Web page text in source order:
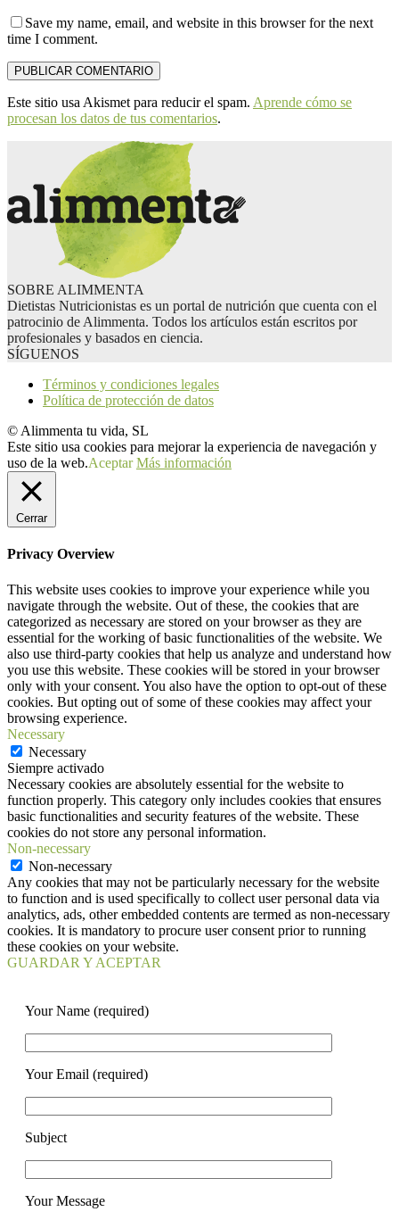
Save my name, email, and website in this browser for the next
time I comment.
Este sitio usa Akismet para reducir el spam. Aprende cómo se
procesan los datos de tus comentarios.
SOBRE ALIMMENTA
Dietistas Nutricionistas es un portal de nutrición que cuenta con el
patrocinio de Alimmenta. Todos los artículos están escritos por
profesionales y basados en ciencia.
SÍGUENOS
Términos y condiciones legales
Política de protección de datos
© Alimmenta tu vida, SL
Este sitio usa cookies para mejorar la experiencia de navegación y
uso de la web.Aceptar Más información
Cerrar
Privacy Overview
This website uses cookies to improve your experience while you
navigate through the website. Out of these, the cookies that are
categorized as necessary are stored on your browser as they are
essential for the working of basic functionalities of the website. We
also use third-party cookies that help us analyze and understand how
you use this website. These cookies will be stored in your browser
only with your consent. You also have the option to opt-out of these
cookies. But opting out of some of these cookies may affect your
browsing experience.
Necessary
Necessary
Siempre activado
Necessary cookies are absolutely essential for the website to
function properly. This category only includes cookies that ensures
basic functionalities and security features of the website. These
cookies do not store any personal information.
Non-necessary
Non-necessary
Any cookies that may not be particularly necessary for the website
to function and is used specifically to collect user personal data via
analytics, ads, other embedded contents are termed as non-necessary
cookies. It is mandatory to procure user consent prior to running
these cookies on your website.
GUARDAR Y ACEPTAR
Your Name (required)
Your Email (required)
Subject
Your Message